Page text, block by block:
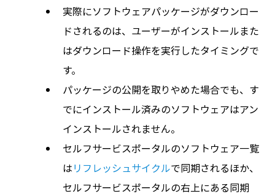
実際にソフトウェアパッケージがダウンロー
ドされるのは、ユーザーがインストールまた
はダウンロード操作を実行したタイミングで
す。
パッケージの公開を取りやめた場合でも、す
でにインストール済みのソフトウェアはアン
インストールされません。
セルフサービスポータルのソフトウェア一覧
はリフレッシュサイクルで同期されるほか、
セルフサービスポータルの右上にある同期